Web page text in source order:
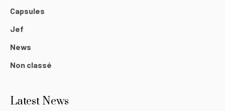
Capsules
Jef
News
Non classé
Latest News